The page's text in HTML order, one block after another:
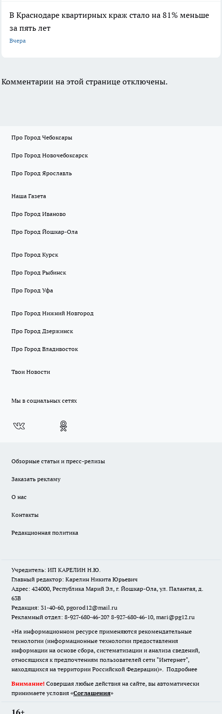
В Краснодаре квартирных краж стало на 81% меньше
за пять лет
Вчера
Комментарии на этой странице отключены.
Про Город Чебоксары
Про Город Новочебоксарск
Про Город Ярославль
Наша Газета
Про Город Иваново
Про Город Йошкар-Ола
Про Город Курск
Про Город Рыбинск
Про Город Уфа
Про Город Нижний Новгород
Про Город Дзержинск
Про Город Владивосток
Твои Новости
Мы в социальных сетях
Обзорные статьи и пресс-релизы
Заказать рекламу
О нас
Контакты
Редакционная политика
Учредитель: ИП КАРЕЛИН Н.Ю.
Главный редактор: Карелин Никита Юрьевич
Адрес: 424000, Республика Марий Эл, г. Йошкар-Ола, ул. Палантая, д.
63В
Редакция: 31-40-60, pgorod12@mail.ru
Рекламный отдел: 8-927-680-46-20? 8-927-680-46-10, mari@pg12.ru
«На информационном ресурсе применяются рекомендательные
технологии (информационные технологии предоставления
информации на основе сбора, систематизации и анализа сведений,
относящихся к предпочтениям пользователей сети "Интернет",
находящихся на территории Российской Федерации)». Подробнее
Внимание! Совершая любые действия на сайте, вы автоматически
принимаете условия «Cоглашения»
16+